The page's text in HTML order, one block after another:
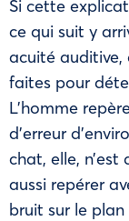
Si cette
ce qui suit y
acuité auditive,
faites pour
L’homme
d’erreur
chat, elle,
aussi repérer
bruit sur le